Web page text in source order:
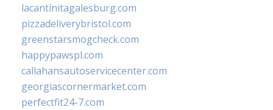
lacantinitagalesburg.com
pizzadeliverybristol.com
greenstarsmogcheck.com
happypawspl.com
callahansautoservicecenter.com
georgiascornermarket.com
perfectfit24-7.com